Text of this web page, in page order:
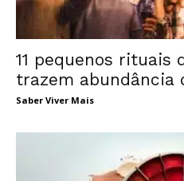
11 pequenos rituais
trazem abundância
Saber Viver Mais